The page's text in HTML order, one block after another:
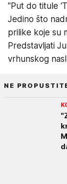
"Put do titule
Jedino što
prilike koje su
Predstavljati
vrhunskog
NE